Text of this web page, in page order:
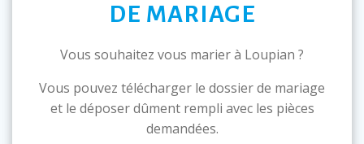
DE MARIAGE
Vous souhaitez vous marier à Loupian ?
Vous pouvez télécharger le dossier de mariage
et le déposer dûment rempli avec les pièces
demandées.